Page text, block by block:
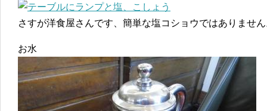
さすが洋食屋さんです、簡単な塩コショウではありませ
お水